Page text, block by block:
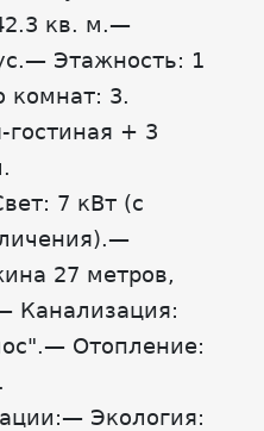
кв. м.—
Этажность: 1
комнат: 3.
+ 3
7 кВт (с
27 метров,
Канализация:
Отопление:
Экология: